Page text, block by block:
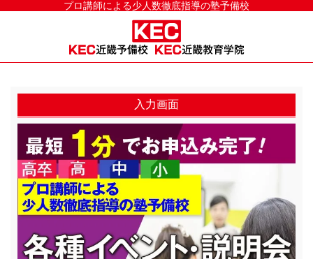
プロ講師による少人数徹底指導の塾予備校
入力画面